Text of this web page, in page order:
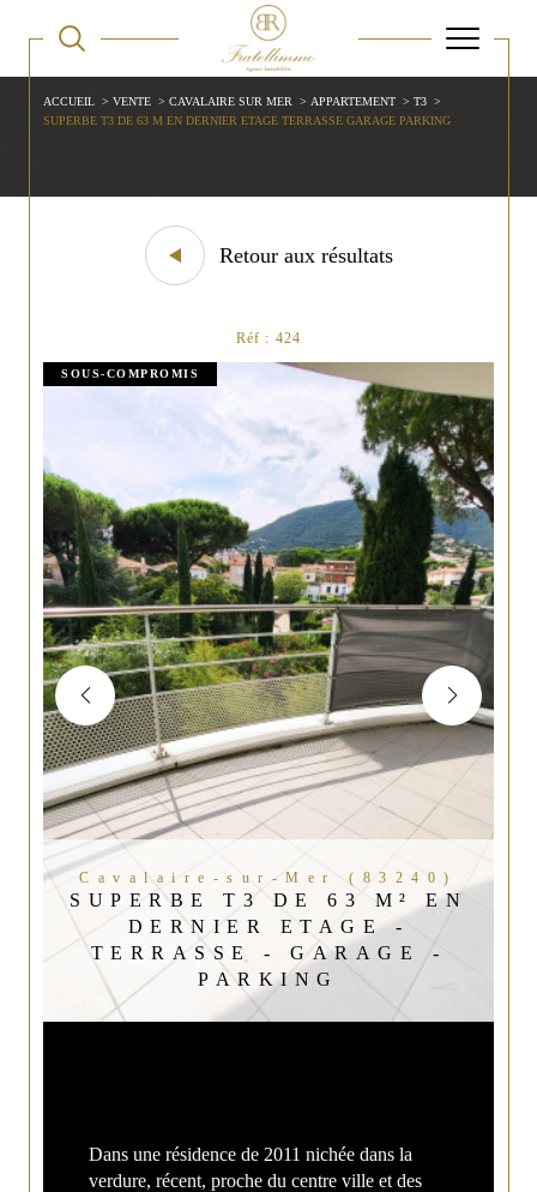
ACCUEIL VENTE CAVALAIRE SUR MER APPARTEMENT
T3
SUPERBE T3 DE 63 M EN DERNIER ETAGE TERRASSE GARAGE PARKING
Retour aux résultats
Réf : 424
SOUS-COMPROMIS
Cavalaire-sur-Mer (83240)
SUPERBE T3 DE 63 M² EN
DERNIER ETAGE -
TERRASSE - GARAGE -
PARKING
Dans une résidence de 2011 nichée dans la
verdure, récent, proche du centre ville et des